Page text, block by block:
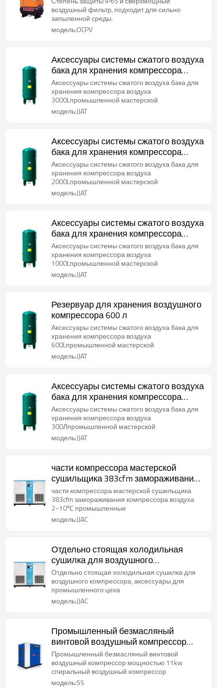
воздушный фильтр, подходит для сильно
запыленной среды.
модель:OCPV
Аксессуары системы сжатого воздуха
бака для хранения компрессора
воздуха 3000л
Аксессуары системы сжатого воздуха бака для
хранения компрессора воздуха
3000Lпромышленной мастерской
модель:JJAT
Аксессуары системы сжатого воздуха
бака для хранения компрессора
воздуха 2000л
Аксессуары системы сжатого воздуха бака для
хранения компрессора воздуха
2000Lпромышленной мастерской
модель:JJAT
Аксессуары системы сжатого воздуха
бака для хранения компрессора
воздуха 1000 л
Аксессуары системы сжатого воздуха бака для
хранения компрессора воздуха
1000Lпромышленной мастерской
модель:JJAT
Резервуар для хранения воздушного
компрессора 600 л
Аксессуары системы сжатого воздуха бака для
хранения компрессора воздуха
600Lпромышленной мастерской
модель:JJAT
Аксессуары системы сжатого воздуха
бака для хранения компрессора
воздуха 300 л
Аксессуары системы сжатого воздуха бака для
хранения компрессора воздуха
300Лпромышленной мастерской
модель:JJAT
части компрессора мастерской
сушильщика 383cfm замораживания
компрессора воздуха 2~10℃
промышленные
части компрессора мастерской сушильщика
383cfm замораживания компрессора воздуха
2~10℃ промышленные
модель:JJAC
Отдельно стоящая холодильная
сушилка для воздушного
компрессора, аксессуары для
промышленного цеха
Отдельно стоящая холодильная сушилка для
воздушного компрессора, аксессуары для
промышленного цеха
модель:JJAC
Промышленный безмасляный
винтовой воздушный компрессор
мощностью11kw спиральный
воздушный компрессор
Промышленный безмасляный винтовой
воздушный компрессор мощностью 11kw
спиральный воздушный компрессор
модель:SS